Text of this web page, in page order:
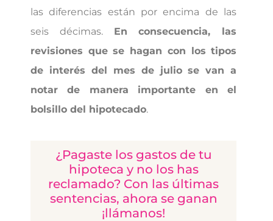
las diferencias están por encima de las
seis décimas. En consecuencia, las
revisiones que se hagan con los tipos
de interés del mes de julio se van a
notar de manera importante en el
bolsillo del hipotecado.
¿Pagaste los gastos de tu
hipoteca y no los has
reclamado? Con las últimas
sentencias, ahora se ganan
¡llámanos!